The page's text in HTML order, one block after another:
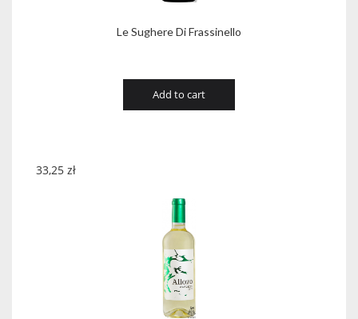
Le Sughere Di Frassinello
Add to cart
33,25 zł